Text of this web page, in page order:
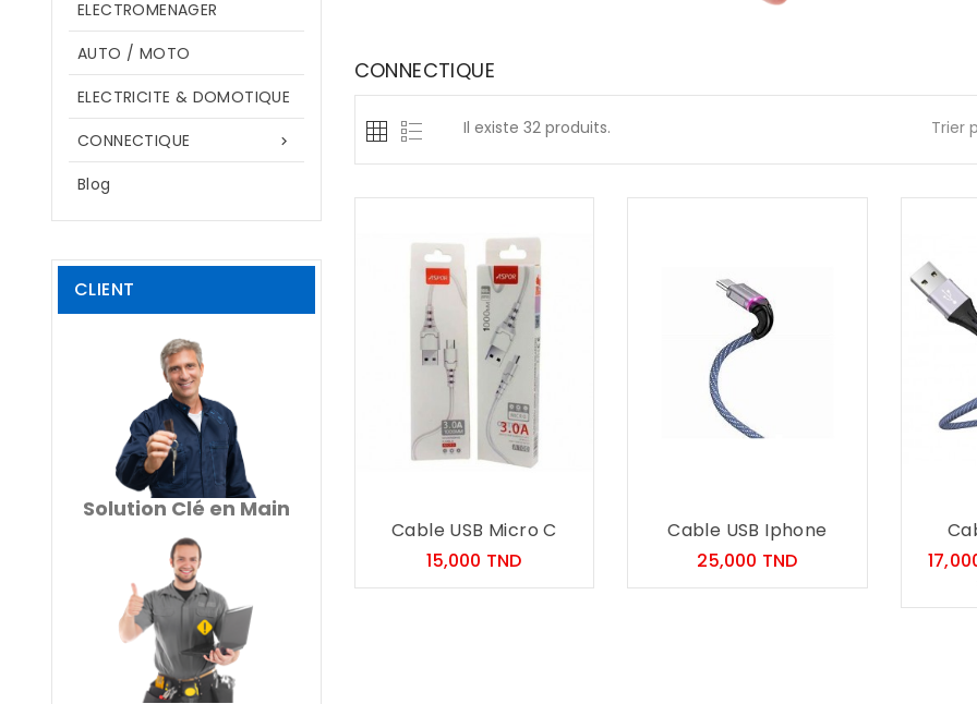
ELECTROMENAGER
AUTO / MOTO
ELECTRICITE & DOMOTIQUE

CONNECTIQUE
Blog
CLIENT
Solution Clé en Main
CONNECTIQUE
Il existe 32 produits. Trier
Cable USB Micro C
15,000 TNDPrix
Cable USB Iphone
25,000 TNDPrix